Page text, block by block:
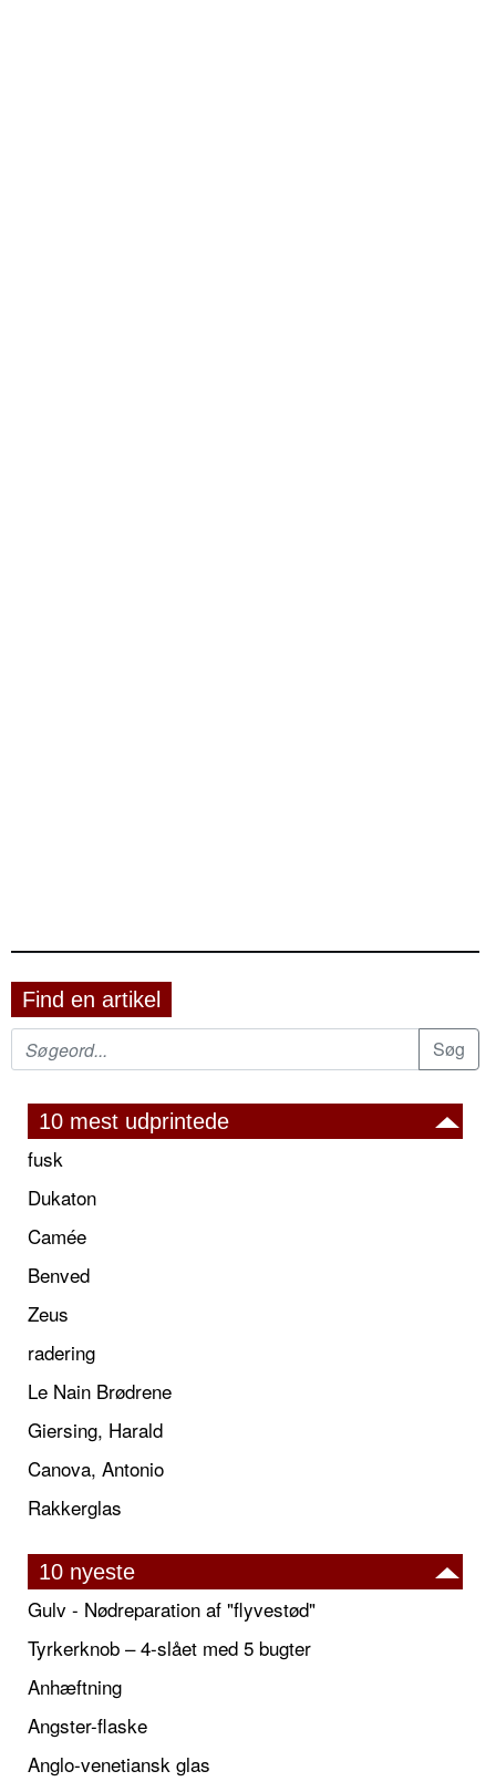
Find en artikel
10 mest udprintede
fusk
Dukaton
Camée
Benved
Zeus
radering
Le Nain Brødrene
Giersing, Harald
Canova, Antonio
Rakkerglas
10 nyeste
Gulv - Nødreparation af "flyvestød"
Tyrkerknob – 4-slået med 5 bugter
Anhæftning
Angster-flaske
Anglo-venetiansk glas